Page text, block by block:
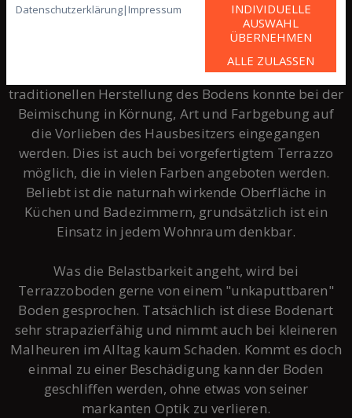
WO BIETET SICH TERRAZZO BESONDERS
Stilistisch ist Terrazzoboden absolut vielseitig. In der
traditionellen Herstellung des Bodens konnte bei der
Beimischung in Körnung, Art und Farbgebung auf
die Vorlieben des Hausbesitzers eingegangen
werden. Dies ist auch bei vorgefertigtem Terrazzo
möglich, die in vielen Farben angeboten werden.
Beliebt ist die naturnah wirkende Oberfläche in
Küchen und Badezimmern, grundsätzlich ist ein
Einsatz in jedem Wohnraum denkbar.
Was die Belastbarkeit angeht, wird bei
Terrazzoboden gerne von einem "unkaputtbaren"
Boden gesprochen. Tatsächlich ist diese Bodenart
sehr strapazierfähig und nimmt auch bei kleineren
Malheuren im Alltag kaum Schaden. Kommt es doch
einmal zu einer Beschädigung kann der Boden
geschliffen werden, ohne etwas von seiner
markanten Optik zu verlieren.
Datenschutzerklärung| Impressum
INDIVIDUELLE
AUSWAHL
ÜBERNEHMEN
ALLE ZULASSEN